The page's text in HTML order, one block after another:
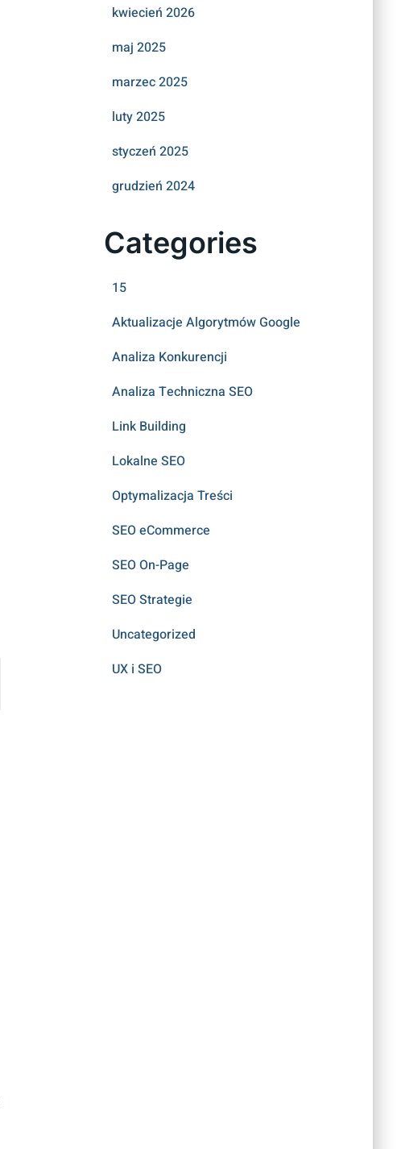
kwiecień 2026
maj 2025
marzec 2025
luty 2025
styczeń 2025
grudzień 2024
Categories
15
Aktualizacje Algorytmów Google
Analiza Konkurencji
Analiza Techniczna SEO
Link Building
Lokalne SEO
Optymalizacja Treści
SEO eCommerce
SEO On-Page
SEO Strategie
Uncategorized
UX i SEO